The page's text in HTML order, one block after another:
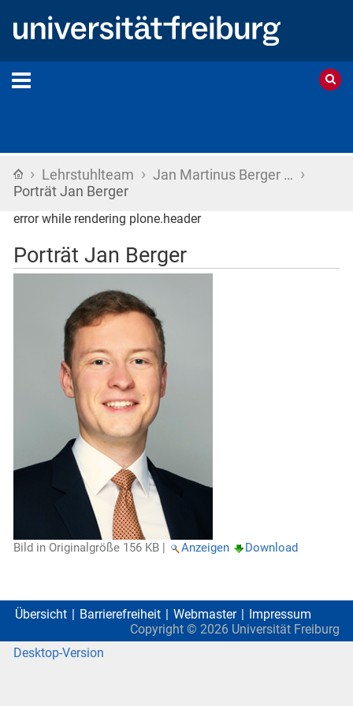
Startseite
› Lehrstuhlteam › Jan Martinus Berger … ›
Porträt Jan Berger
error while rendering plone.header
Porträt Jan Berger
Bild in Originalgröße 156 KB Anzeigen Download
Übersicht Barrierefreiheit Webmaster
Impressum
Copyright © 2026 Universität Freiburg
Desktop-Version